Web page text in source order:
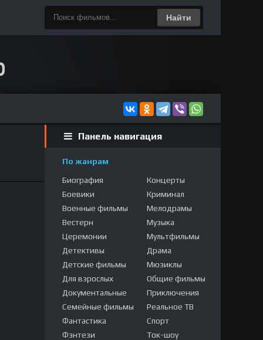
Найти
Панель навигация
По жанрам
Биография
Боевики
Военные фильмы
Вестерн
Церемонии
Детективы
Детские фильмы
Для взрослых
Документальные
Семейные фильмы
Фантастика
Фэнтези
Концерты
Криминал
Мелодрамы
Музыка
Мультфильмы
Драма
Мюзиклы
Общие фильмы
Приключения
Реальное ТВ
Спорт
Ток-шоу